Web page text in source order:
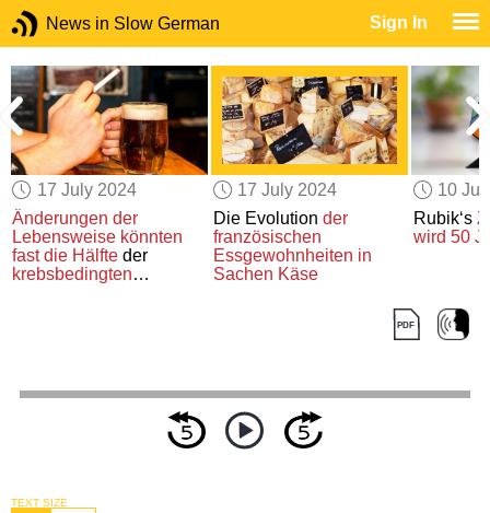
News in Slow German Sign In
17 July 2024
Änderungen der
Lebensweise könnten
fast die Hälfte der
krebsbedingten
17 July 2024
Die Evolution der
französischen
Essgewohnheiten in
Sachen Käse
10
Rubik‘s
wird 50
TEXT SIZE